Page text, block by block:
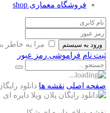
فروشگاه معماری shop
ورود به سیستم
مرا به خاطر
ثبت نام فراموشی رمز عبور
صفحه اصلی نقشه ها دانلود